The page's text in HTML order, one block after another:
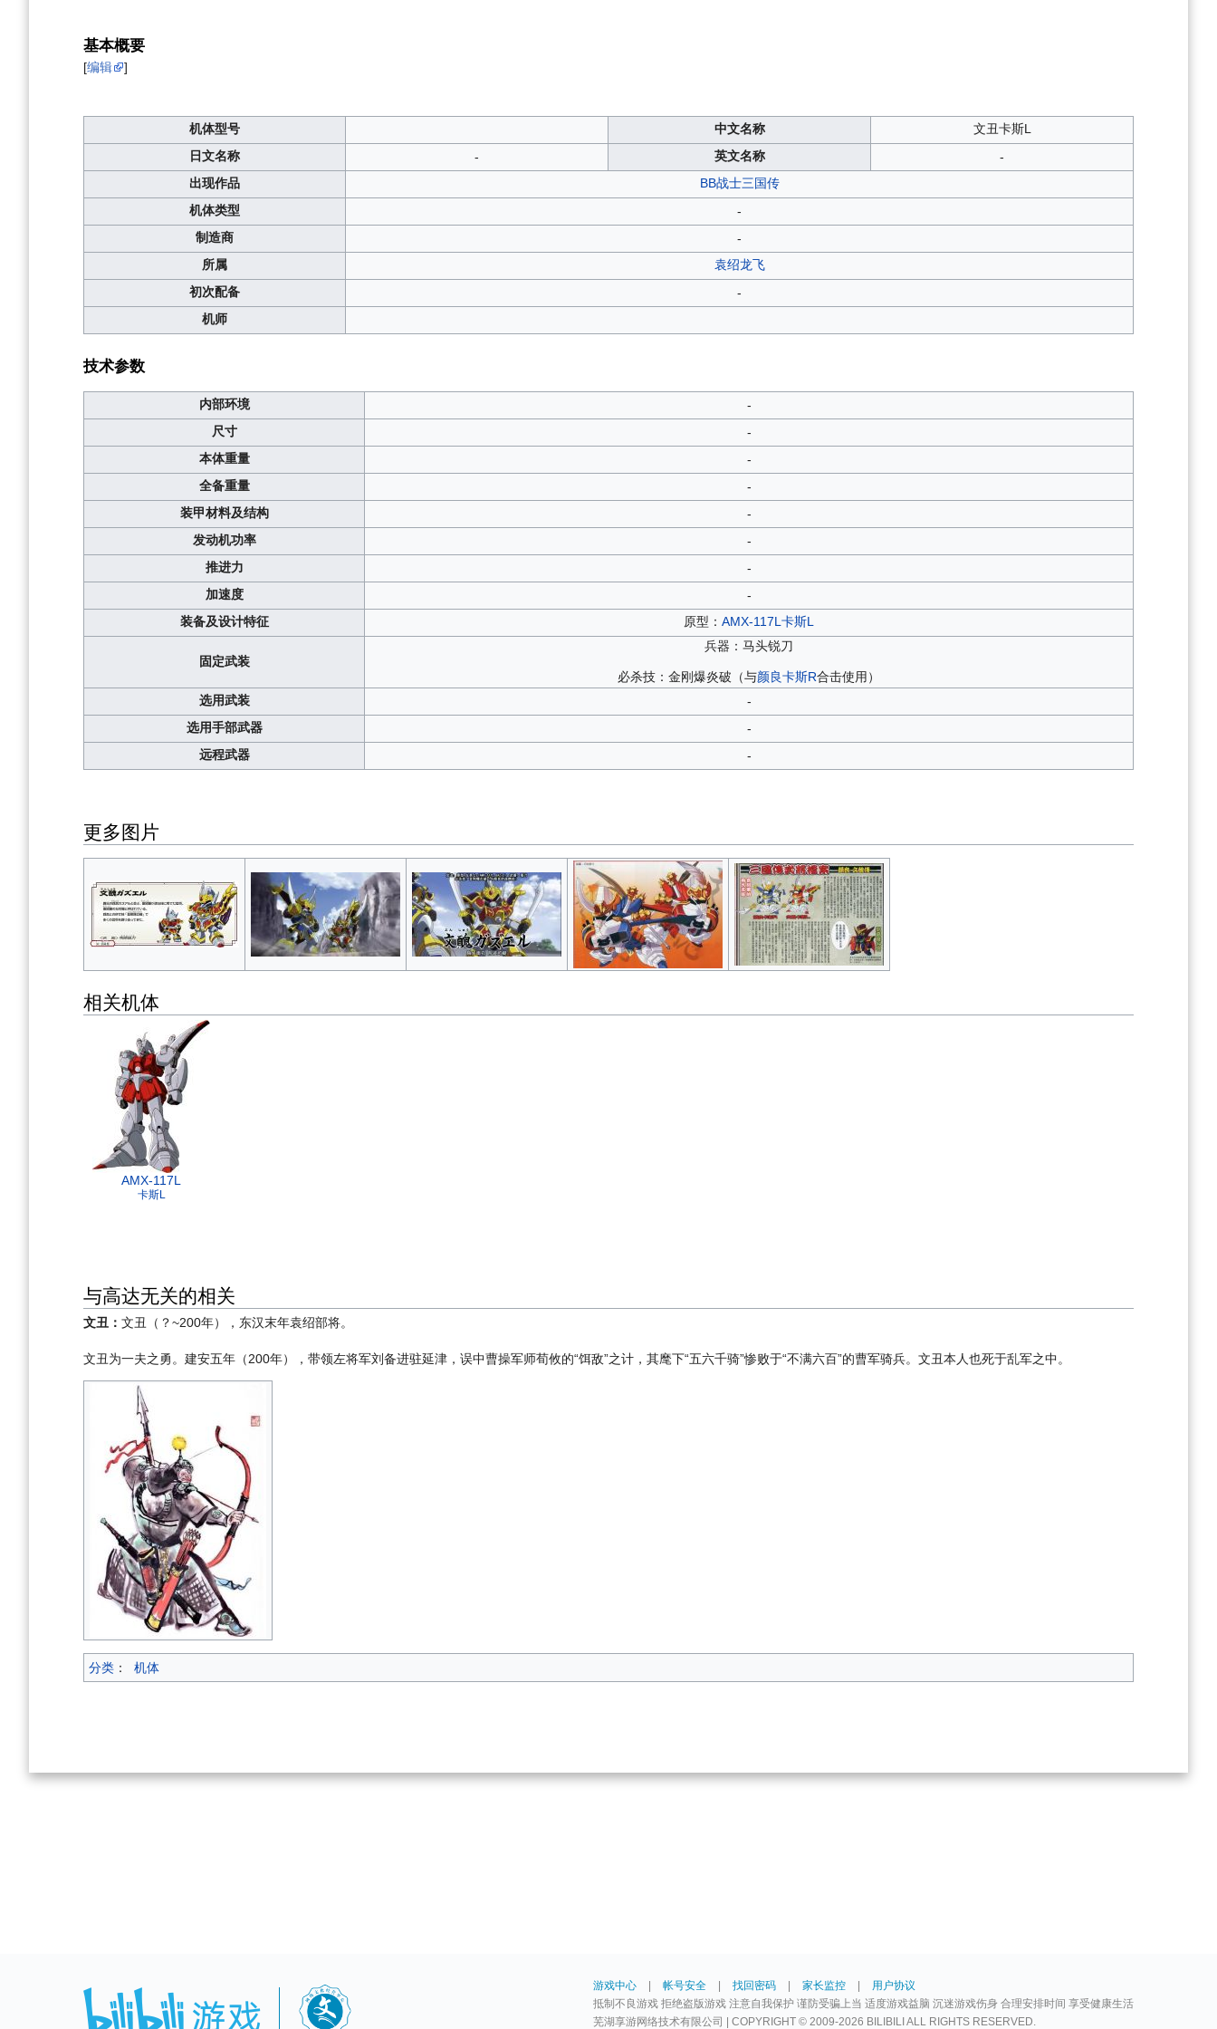
基本概要
[编辑 ]
机体型号 中文名称
文丑卡斯L
日文名称
- 英文名称
-
出现作品
BB战士三国传
机体类型
-
制造商
-
所属
袁绍龙飞
初次配备
-
机师
技术参数
内部环境
-
尺寸
-
本体重量
-
全备重量
-
装甲材料及结构
-
发动机功率
-
推进力
-
加速度
-
装备及设计特征
原型： AMX-117L卡斯L
固定武装
兵器：马头锐刀
必杀技：金刚爆炎破（与颜良卡斯R合击使用）
选用武装
-
选用手部武器
-
远程武器
-
更多图片
相关机体
AMX-117L
卡斯L
与高达无关的相关
文丑： 文丑（？~200年），东汉末年袁绍部将。
文丑为一夫之勇。建安五年（200年），带领左将军刘备进驻延津，误中曹操军师荀攸的“饵敌”之计，其麾下“五六千骑”惨败于“不满六百”的曹军骑兵。文丑本人也死于乱军之中。
分类 ： 机体
游戏中心 帐号安全 找回密码 家长监控
用户协议
抵制不良游戏 拒绝盗版游戏 注意自我保护 谨防受骗上当 适度游戏益脑 沉迷游戏伤身 合理安排时间 享受健康生活
芜湖享游网络技术有限公司 | COPYRIGHT © 2009-2026 BILIBILI ALL RIGHTS RESERVED.